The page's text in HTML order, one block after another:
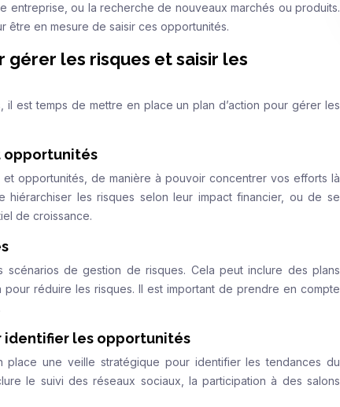
entreprise, ou la recherche de nouveaux marchés ou produits.
être en mesure de saisir ces opportunités.
gérer les risques et saisir les
est temps de mettre en place un plan d’action pour gérer les
opportunités
opportunités, de manière à pouvoir concentrer vos efforts là
les risques selon leur impact financier, ou de se
de croissance.
de gestion de risques. Cela peut inclure des plans
réduire les risques. Il est important de prendre en compte
identifier les opportunités
une veille stratégique pour identifier les tendances du
le suivi des réseaux sociaux, la participation à des salons